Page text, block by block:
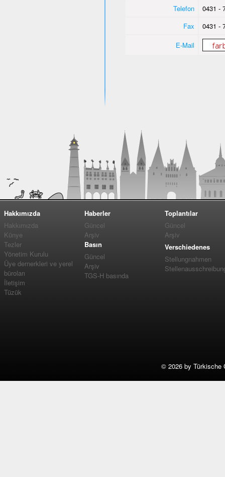
Telefon
0431 -
Fax
0431 -
E-Mail
Hakkımızda
Hakkımızda
Künye
Tezler
Yönetim Kurulu
Üye dernerkleri ve yerel
büroları
İletişim
Tüzük
Haberler
Güncel
Arşiv
Basın
Güncel
Arşiv
TGS-H basında
Toplantılar
Güncel
Arşiv
Verschiedenes
Stellungnahmen
© 2026 by Türkische